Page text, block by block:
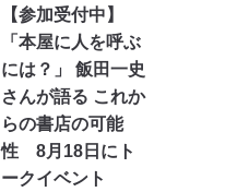
【参加受付中】
「本屋に人を呼ぶ
には？」 飯田一史
さんが語る これか
らの書店の可能
性 8月18日にト
ークイベント